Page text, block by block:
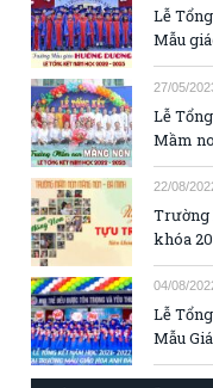
Lễ
Mẫu
27/05/
Lễ
Mầm
22/08/
Trường
khóa
04/08/
Lễ
Mẫu